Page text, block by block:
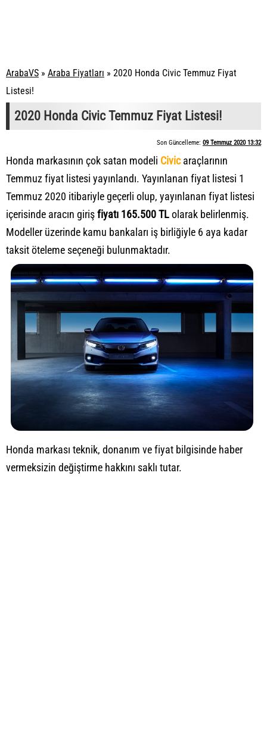
ArabaVS » Araba Fiyatları » 2020 Honda Civic Temmuz Fiyat
Listesi!
2020 Honda Civic Temmuz Fiyat Listesi!
Son Güncelleme: 09 Temmuz 2020 13:32
Honda markasının çok satan modeli Civicaraçlarının
Temmuz fiyat listesi yayınlandı. Yayınlanan fiyat listesi 1
Temmuz 2020 itibariyle geçerli olup, yayınlanan fiyat listesi
içerisinde aracın girişfiyatı 165.500 TLolarak belirlenmiş.
Modeller üzerinde kamu bankaları iş birliğiyle 6 aya kadar
taksit öteleme seçeneği bulunmaktadır.
Honda markası teknik, donanım ve fiyat bilgisinde haber
vermeksizin değiştirme hakkını saklı tutar.